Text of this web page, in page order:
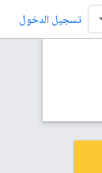
تسجيل الدخول